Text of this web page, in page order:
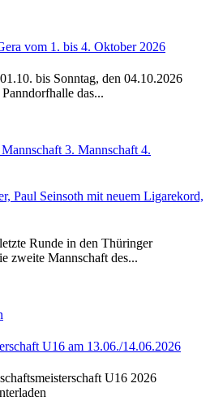
vom 1. bis 4. Oktober 2026
bis Sonntag, den 04.10.2026
das...
3. Mannschaft 4.
Paul Seinsoth mit neuem Ligarekord,
Runde in den Thüringer
zweite Mannschaft des...
U16 am 13.06./14.06.2026
U16 2026